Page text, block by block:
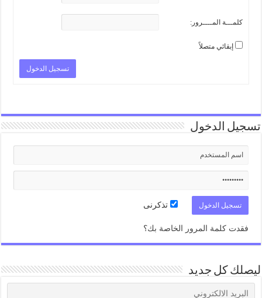
كلمـــة المــــرور:
إبقائي متصلاً
تسجيل الدخول
تسجيل الدخول
تذكرنى
فقدت كلمة المرور الخاصة بك؟
ليصلك كل جديد